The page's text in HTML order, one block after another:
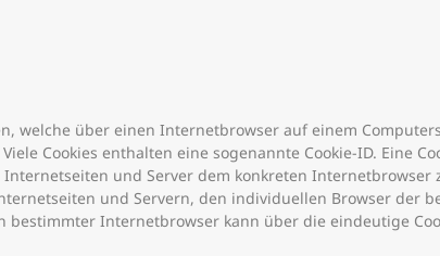
welche über einen Internetbrowser auf einem
Cookies enthalten eine sogenannte Cookie-ID. Eine
und Server dem konkreten Internetbrowser
und Servern, den individuellen Browser der
Internetbrowser kann über die eindeutige